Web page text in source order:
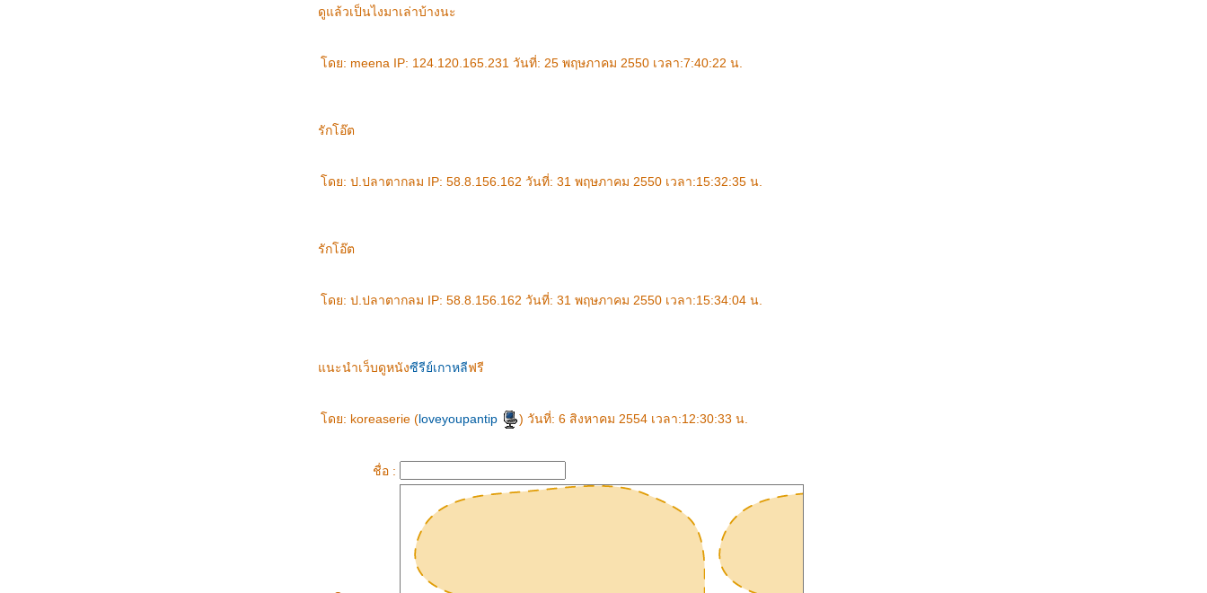
ดูแล้วเป็นไงมาเล่าบ้างนะ
ดย: meena IP: 124.120.165.231 วันที่: 25 พฤษภาคม 2550 เวลา:7:40:22 น.
รักโอ๊ต
ดย: ป.ปลาตากลม IP: 58.8.156.162 วันที่: 31 พฤษภาคม 2550 เวลา:15:32:35 น.
รักโอ๊ต
ดย: ป.ปลาตากลม IP: 58.8.156.162 วันที่: 31 พฤษภาคม 2550 เวลา:15:34:04 น.
นะนำเว็บดูหนังซีรีย์เกาหลีฟรี
ดย: koreaserie (loveyoupantip ) วันที่: 6 สิงหาคม 2554 เวลา:12:30:33 น.
ชื่อ :